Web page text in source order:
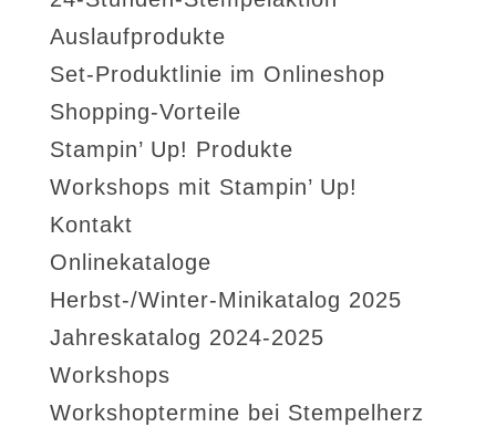
Auslaufprodukte
Set-Produktlinie im Onlineshop
Shopping-Vorteile
Stampin’ Up! Produkte
Workshops mit Stampin’ Up!
Kontakt
Onlinekataloge
Herbst-/Winter-Minikatalog 2025
Jahreskatalog 2024-2025
Workshops
Workshoptermine bei Stempelherz